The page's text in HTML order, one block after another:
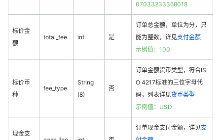
07033233368018
标价金
额
total_fee int 是
订单总金额，单位为分，只
能为整数，详见支付金额
示例值：100
标价币
种
fee_type
String
(8)
否
订单金额货币类型，符合IS
O 4217标准的三位字母代
码，列表详见货币类型
示例值：USD
现金支
订单现金支付金额，详见支